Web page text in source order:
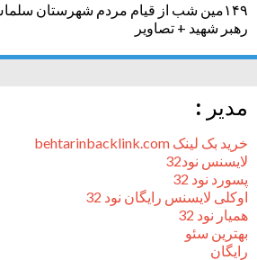
۱۴۹مین شب از قیام مردم شهرستان
رهبر شهید + تصاویر
مدیر :
خرید بک لینک behtarinbacklink.com
لایسنس نود32
پسورد نود 32
اوکلی لایسنس رایگان نود 32
همیار نود 32
بهترین سئو
رایگان